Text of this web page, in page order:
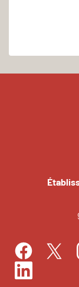
Facebook
LinkedIn